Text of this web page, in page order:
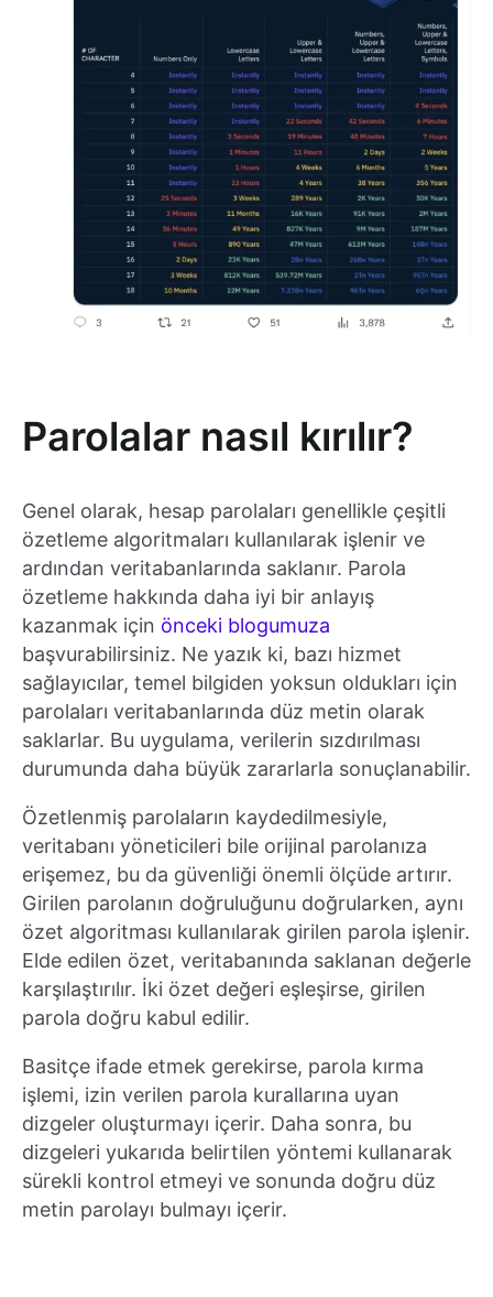
Parolalar nasıl kırılır?
Genel olarak, hesap parolaları genellikle çeşitli
özetleme algoritmaları kullanılarak işlenir ve
ardından veritabanlarında saklanır. Parola
özetleme hakkında daha iyi bir anlayış
kazanmak için önceki blogumuza
başvurabilirsiniz. Ne yazık ki, bazı hizmet
sağlayıcılar, temel bilgiden yoksun oldukları için
parolaları veritabanlarında düz metin olarak
saklarlar. Bu uygulama, verilerin sızdırılması
durumunda daha büyük zararlarla sonuçlanabilir.
Özetlenmiş parolaların kaydedilmesiyle,
veritabanı yöneticileri bile orijinal parolanıza
erişemez, bu da güvenliği önemli ölçüde artırır.
Girilen parolanın doğruluğunu doğrularken, aynı
özet algoritması kullanılarak girilen parola işlenir.
Elde edilen özet, veritabanında saklanan değerle
karşılaştırılır. İki özet değeri eşleşirse, girilen
parola doğru kabul edilir.
Basitçe ifade etmek gerekirse, parola kırma
işlemi, izin verilen parola kurallarına uyan
dizgeler oluşturmayı içerir. Daha sonra, bu
dizgeleri yukarıda belirtilen yöntemi kullanarak
sürekli kontrol etmeyi ve sonunda doğru düz
metin parolayı bulmayı içerir.